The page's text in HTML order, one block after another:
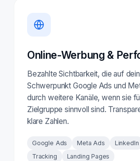
Online-Werbung &
Bezahlte Sichtbarkeit, die auf
Schwerpunkt Google Ads und
durch weitere Kanäle, wenn sie
Zielgruppe sinnvoll sind.
klare Zahlen.
Google Ads Meta Ads LinkedIn
Tracking
Landing Pages